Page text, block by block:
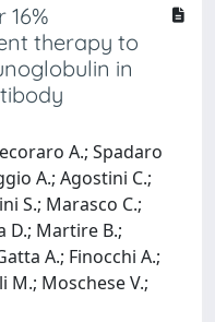
therapy to
in
A.; Spadaro
A.; Agostini C.;
S.; Marasco C.;
D.; Martire B.;
A.; Finocchi A.;
M.; Moschese V.;